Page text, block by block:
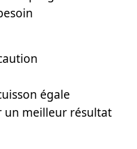
égale
un meilleur résultat